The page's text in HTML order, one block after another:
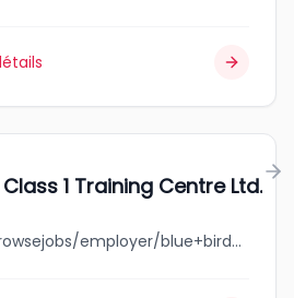
1 Training Centre Ltd.
jobbank.gc.ca/browsejobs/employer/blue+bird+class+1+training+centre+ltd./ca